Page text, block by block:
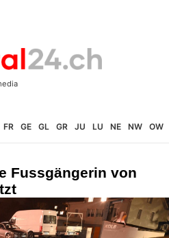
FR GE GL GR JU LU NE NW OW
Fussgängerin von